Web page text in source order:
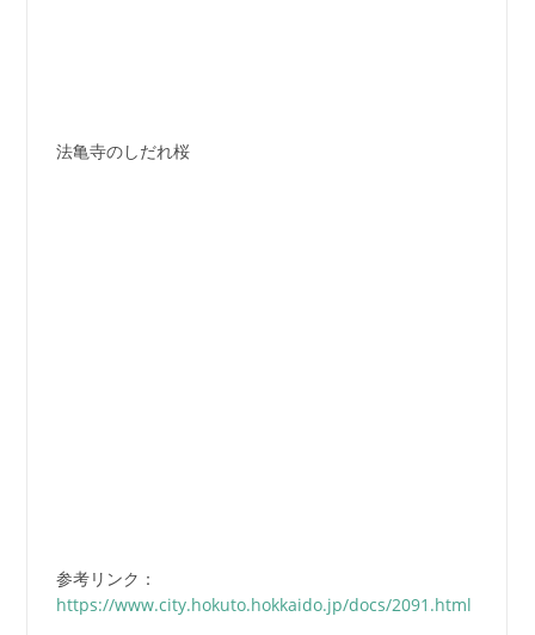
法亀寺のしだれ桜
参考リンク：
https://www.city.hokuto.hokkaido.jp/docs/2091.html